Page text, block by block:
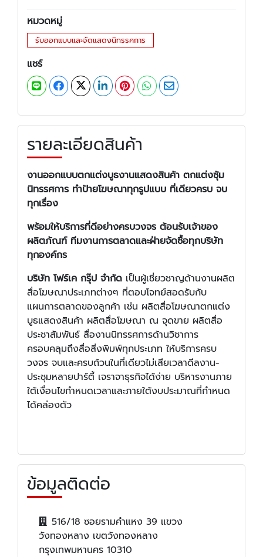
หมวดหมู่
รับออกแบบและจัดแสดงนิทรรศการ
แชร์
รายละเอียดสินค้า
งานออกแบบตกแต่งบูธงานแสดงสินค้า ตกแต่งซุ้ม
นิทรรศการ ทำป้ายโฆษณาทุกรูปแบบ ที่เดียวครบ จบ
ทุกเรื่อง
พร้อมให้บริการที่ดีอย่างครบวงจร ต้อนรับเจ้าของ
ผลิตภัณฑ์ ทีมงานการตลาดและฝ่ายจัดซื้อทุกบริษัท
ทุกองค์กร
บริษัท โฟร์เค กรุ๊ป จำกัด เป็นผู้เชี่ยวชาญด้านงานผลิต
สื่อโฆษณาประเภทต่างๆ ที่ตอบโจทย์สอดรับกับ
แผนการตลาดของลูกค้า เช่น ผลิตสื่อโฆษณาตกแต่ง
บูธแสดงสินค้า ผลิตสื่อโฆษณา ณ จุดขาย ผลิตสื่อ
ประชาสัมพันธ์ สื่องานนิทรรศการด้านวิชาการ
ครอบคลุมถึงสื่อสิ่งพิมพ์ทุกประเภท ให้บริการครบ
วงจร จบและครบถ้วนในที่เดียวไม่เสียเวลาดีลงาน-
ประชุมหลายปาร์ตี้ เจราจาธุรกิจได้ง่าย บริหารงานภาย
ใต้เงื่อนไขกำหนดเวลาและภายใต้งบประมาณที่กำหนด
ได้คล่องตัว
ข้อมูลติดต่อ
516/18 ซอยรามคำแหง 39 แขวง
วังทองหลาง เขตวังทองหลาง
กรุงเทพมหานคร 10310